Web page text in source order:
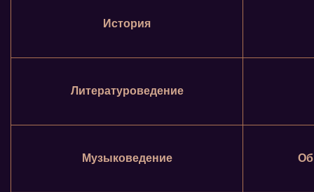
История
Литературоведение
Музыковедение